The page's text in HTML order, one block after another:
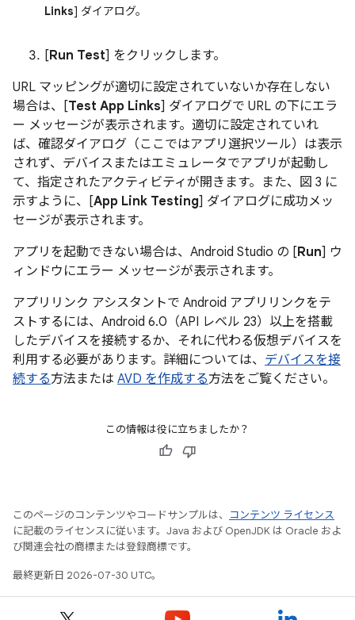
Links] ダイアログ。
[Run Test] をクリックします。
URL マッピングが適切に設定されていないか存在しない
場合は、[Test App Links] ダイアログで URL の下にエラ
ー メッセージが表示されます。適切に設定されていれ
ば、確認ダイアログ（ここではアプリ選択ツール）は表示
されず、デバイスまたはエミュレータでアプリが起動し
て、指定されたアクティビティが開きます。また、図 3 に
示すように、[App Link Testing] ダイアログに成功メッ
セージが表示されます。
アプリを起動できない場合は、Android Studio の [Run] ウ
ィンドウにエラー メッセージが表示されます。
アプリリンク アシスタントで Android アプリリンクをテ
ストするには、Android 6.0（API レベル 23）以上を搭載
したデバイスを接続するか、それに代わる仮想デバイスを
利用する必要があります。詳細については、 デバイスを接
続する方法または AVD を作成する方法をご覧ください。
この情報は役に立ちましたか？
このページのコンテンツやコードサンプルは、
コンテンツ ライセンス
に記載のライセンスに従います。Java および OpenJDK は Oracle およ
び関連会社の商標または登録商標です。
最終更新日 2026-07-30 UTC。